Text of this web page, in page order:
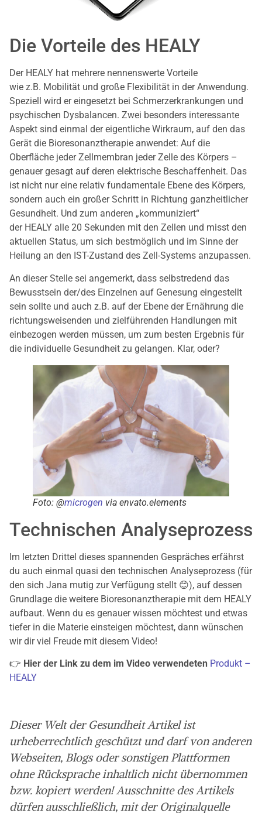
Die Vorteile des HEALY
Der HEALY hat mehrere nennenswerte Vorteile
wie z.B. Mobilität und große Flexibilität in der Anwendung.
Speziell wird er eingesetzt bei Schmerzerkrankungen und
psychischen Dysbalancen. Zwei besonders interessante
Aspekt sind einmal der eigentliche Wirkraum, auf den das
Gerät die Bioresonanztherapie anwendet: Auf die
Oberfläche jeder Zellmembran jeder Zelle des Körpers –
genauer gesagt auf deren elektrische Beschaffenheit. Das
ist nicht nur eine relativ fundamentale Ebene des Körpers,
sondern auch ein großer Schritt in Richtung ganzheitlicher
Gesundheit. Und zum anderen „kommuniziert“
der HEALY alle 20 Sekunden mit den Zellen und misst den
aktuellen Status, um sich bestmöglich und im Sinne der
Heilung an den IST-Zustand des Zell-Systems anzupassen.
An dieser Stelle sei angemerkt, dass selbstredend das
Bewusstsein der/des Einzelnen auf Genesung eingestellt
sein sollte und auch z.B. auf der Ebene der Ernährung die
richtungsweisenden und zielführenden Handlungen mit
einbezogen werden müssen, um zum besten Ergebnis für
die individuelle Gesundheit zu gelangen. Klar, oder?
Foto: @microgen via envato.elements
Technischen Analyseprozess
Im letzten Drittel dieses spannenden Gespräches erfährst
du auch einmal quasi den technischen Analyseprozess (für
den sich Jana mutig zur Verfügung stellt 😊), auf dessen
Grundlage die weitere Bioresonanztherapie mit dem HEALY
aufbaut. Wenn du es genauer wissen möchtest und etwas
tiefer in die Materie einsteigen möchtest, dann wünschen
wir dir viel Freude mit diesem Video!
👉 Hier der Link zu dem im Video verwendeten Produkt –
HEALY
Dieser Welt der Gesundheit Artikel ist
urheberrechtlich geschützt und darf von anderen
Webseiten, Blogs oder sonstigen Plattformen
ohne Rücksprache inhaltlich nicht übernommen
bzw. kopiert werden! Ausschnitte des Artikels
dürfen ausschließlich, mit der Originalquelle